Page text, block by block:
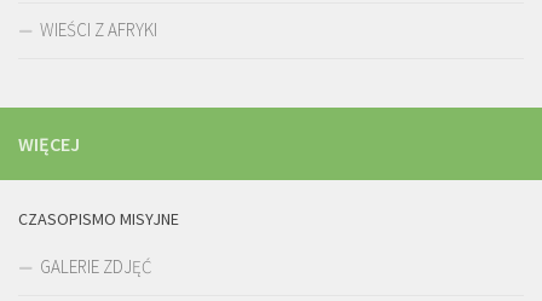
WIEŚCI Z AFRYKI
WIĘCEJ
CZASOPISMO MISYJNE
GALERIE ZDJĘĆ